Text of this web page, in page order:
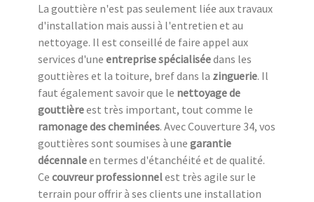
La gouttière n'est pas seulement liée aux travaux
d'installation mais aussi à l'entretien et au
nettoyage. Il est conseillé de faire appel aux
services d'une entreprise spécialiséedans les
gouttières et la toiture, bref dans la zinguerie. Il
faut également savoir que le nettoyage de
gouttièreest très important, tout comme le
ramonage des cheminées. Avec Couverture 34, vos
gouttières sont soumises à une garantie
décennaleen termes d'étanchéité et de qualité.
Ce couvreur professionnelest très agile sur le
terrain pour offrir à ses clients une installation